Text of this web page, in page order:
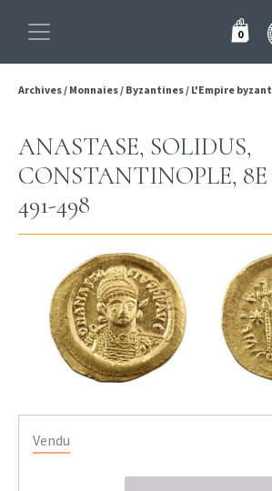
0
Archives/ Monnaies/ Byzantines/ L'Empire
ANASTASE, SOLIDUS,
CONSTANTINOPLE,
491-498
Vendu